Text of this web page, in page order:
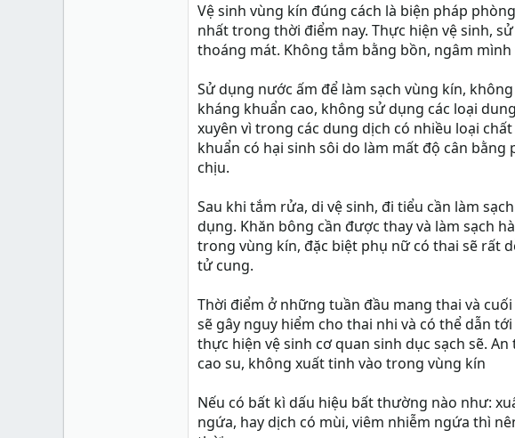
Vệ sinh vùng kín đúng cách là biện pháp
nhất trong thời điểm nay. Thực hiện vệ sinh,
thoáng mát. Không tắm bằng bồn, ngâm
Sử dụng nước ấm để làm sạch vùng kín,
kháng khuẩn cao, không sử dụng các loại
xuyên vì trong các dung dịch có nhiều loại
khuẩn có hại sinh sôi do làm mất độ cân
chịu.
Sau khi tắm rửa, di vệ sinh, đi tiểu cần làm
dụng. Khăn bông cần được thay và làm sạch
trong vùng kín, đặc biệt phụ nữ có thai sẽ rất
tử cung.
Thời điểm ở những tuần đầu mang thai và
sẽ gây nguy hiểm cho thai nhi và có thể dẫn
thực hiện vệ sinh cơ quan sinh dục sạch sẽ.
cao su, không xuất tinh vào trong vùng kín
Nếu có bất kì dấu hiệu bất thường nào như:
ngứa, hay dịch có mùi, viêm nhiễm ngứa thì